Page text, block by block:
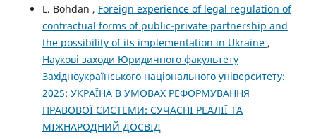
L. Bohdan , Foreign experience of legal regulation of
contractual forms of public-private partnership and
the possibility of its implementation in Ukraine ,
Наукові заходи Юридичного факультету
Західноукраїнського національного університету:
2025: УКРАЇНА В УМОВАХ РЕФОРМУВАННЯ
ПРАВОВОЇ СИСТЕМИ: СУЧАСНІ РЕАЛІЇ ТА
МІЖНАРОДНИЙ ДОСВІД